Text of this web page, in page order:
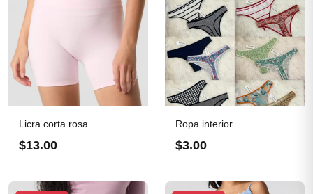
Licra corta rosa
$13.00
Ropa interior
$3.00